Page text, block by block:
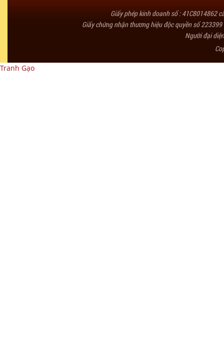
Giấy phép kinh doanh số : 41C8014862
Giấy chứng nhận thương hiệu độc quyền số
Người đại
Tranh Gạo